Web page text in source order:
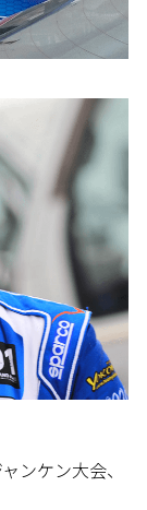
ンケン大会、